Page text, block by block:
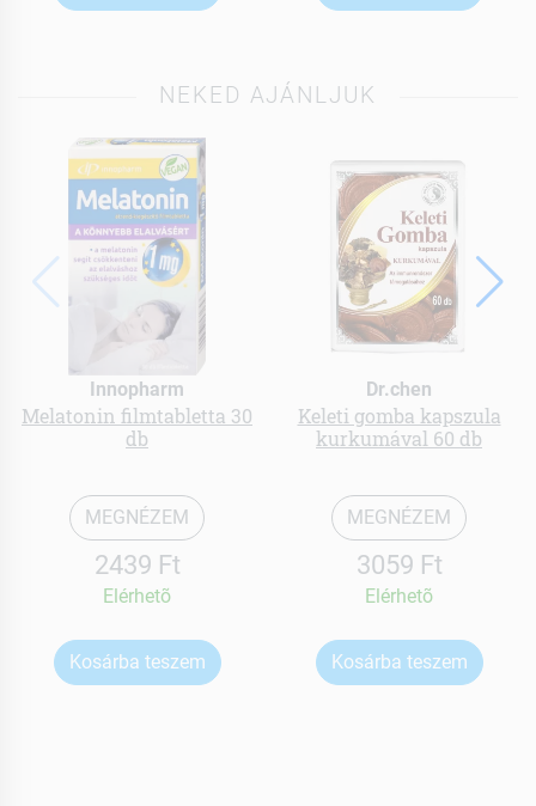
NEKED AJÁNLJUK
Innopharm
Melatonin filmtabletta 30
db
MEGNÉZEM
2439 Ft
Elérhetõ
Kosárba teszem
Dr.chen
Keleti gomba kapszula
kurkumával 60 db
MEGNÉZEM
3059 Ft
Elérhetõ
Kosárba teszem